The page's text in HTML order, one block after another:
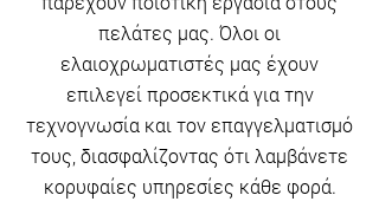
πελάτες μας. Όλοι οι
ελαιοχρωματιστές μας έχουν
επιλεγεί προσεκτικά για την
τεχνογνωσία και τον επαγγελματισμό
τους, διασφαλίζοντας ότι λαμβάνετε
κορυφαίες υπηρεσίες κάθε φορά.